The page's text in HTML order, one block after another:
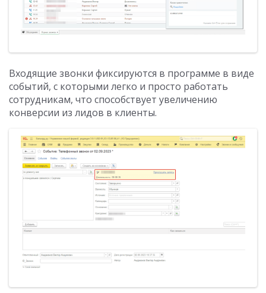
Входящие звонки фиксируются в программе в виде
событий, с которыми легко и просто работать
сотрудникам, что способствует увеличению
конверсии из лидов в клиенты.